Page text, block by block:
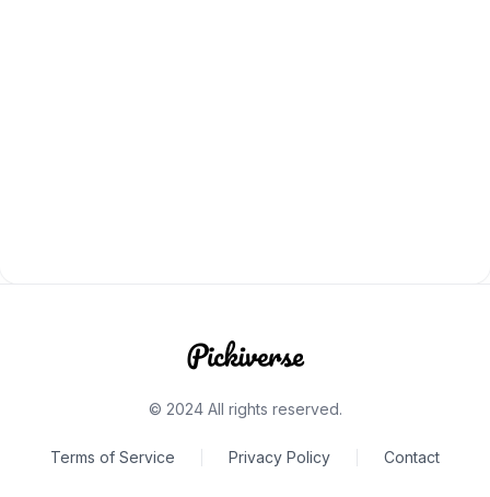
© 2024 All rights reserved.
Terms of Service Privacy Policy Contact